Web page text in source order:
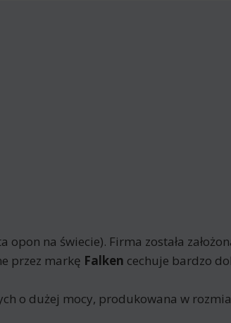
na świecie). Firma została
przez markę Falken cechuje bardzo
o dużej mocy, produkowana w